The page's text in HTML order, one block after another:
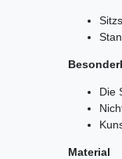
Die
Material